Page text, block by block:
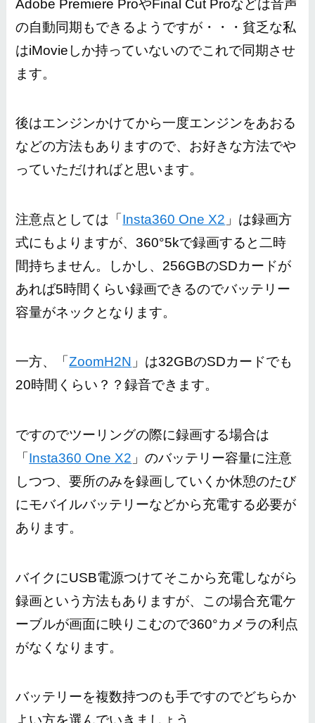
Adobe Premiere ProやFinal Cut Proなどは音声
の自動同期もできるようですが・・・貧乏な私
はiMovieしか持っていないのでこれで同期させ
ます。
後はエンジンかけてから一度エンジンをあおる
などの方法もありますので、お好きな方法でや
っていただければと思います。
注意点としては「Insta360 One X2 」は録画方
式にもよりますが、360°5kで録画すると二時
間持ちません。しかし、256GBのSDカードが
あれば5時間くらい録画できるのでバッテリー
容量がネックとなります。
一方、「ZoomH2N 」は32GBのSDカードでも
20時間くらい？？録音できます。
ですのでツーリングの際に録画する場合は
「 Insta360 One X2 」のバッテリー容量に注意
しつつ、要所のみを録画していくか休憩のたび
にモバイルバッテリーなどから充電する必要が
あります。
バイクにUSB電源つけてそこから充電しながら
録画という方法もありますが、この場合充電ケ
ーブルが画面に映りこむので360°カメラの利点
がなくなります。
バッテリーを複数持つのも手ですのでどちらか
よい方を選んでいきましょう。